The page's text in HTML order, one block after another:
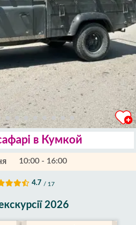
в Кумкой
10:00 - 16:00
4.7 / 17
2026